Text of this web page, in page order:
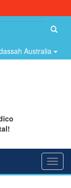
Australia